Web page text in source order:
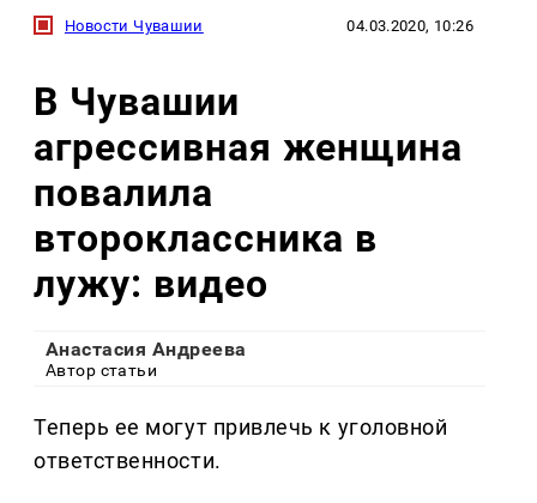
Новости Чувашии 04.03.2020, 10:26
В Чувашии
агрессивная женщина
повалила
второклассника в
лужу: видео
Анастасия Андреева
Автор статьи
Теперь ее могут привлечь к уголовной
ответственности.